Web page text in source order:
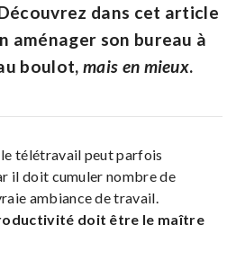
dans cet article
aménager son bureau à
boulot, mais en mieux.
télétravail peut parfois
il doit cumuler nombre de
ambiance de travail.
doit être le maître